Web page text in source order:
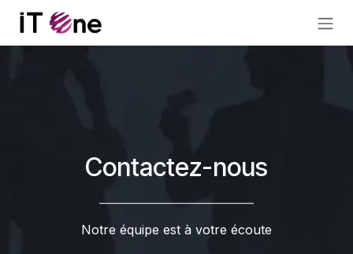
Se rendre au contenu
Contactez-nous
Notre équipe est à votre écoute